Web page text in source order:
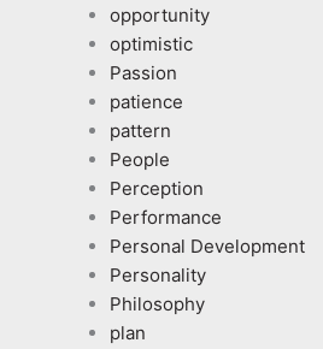
opportunity
optimistic
Passion
patience
pattern
People
Perception
Performance
Personal Development
Personality
Philosophy
plan